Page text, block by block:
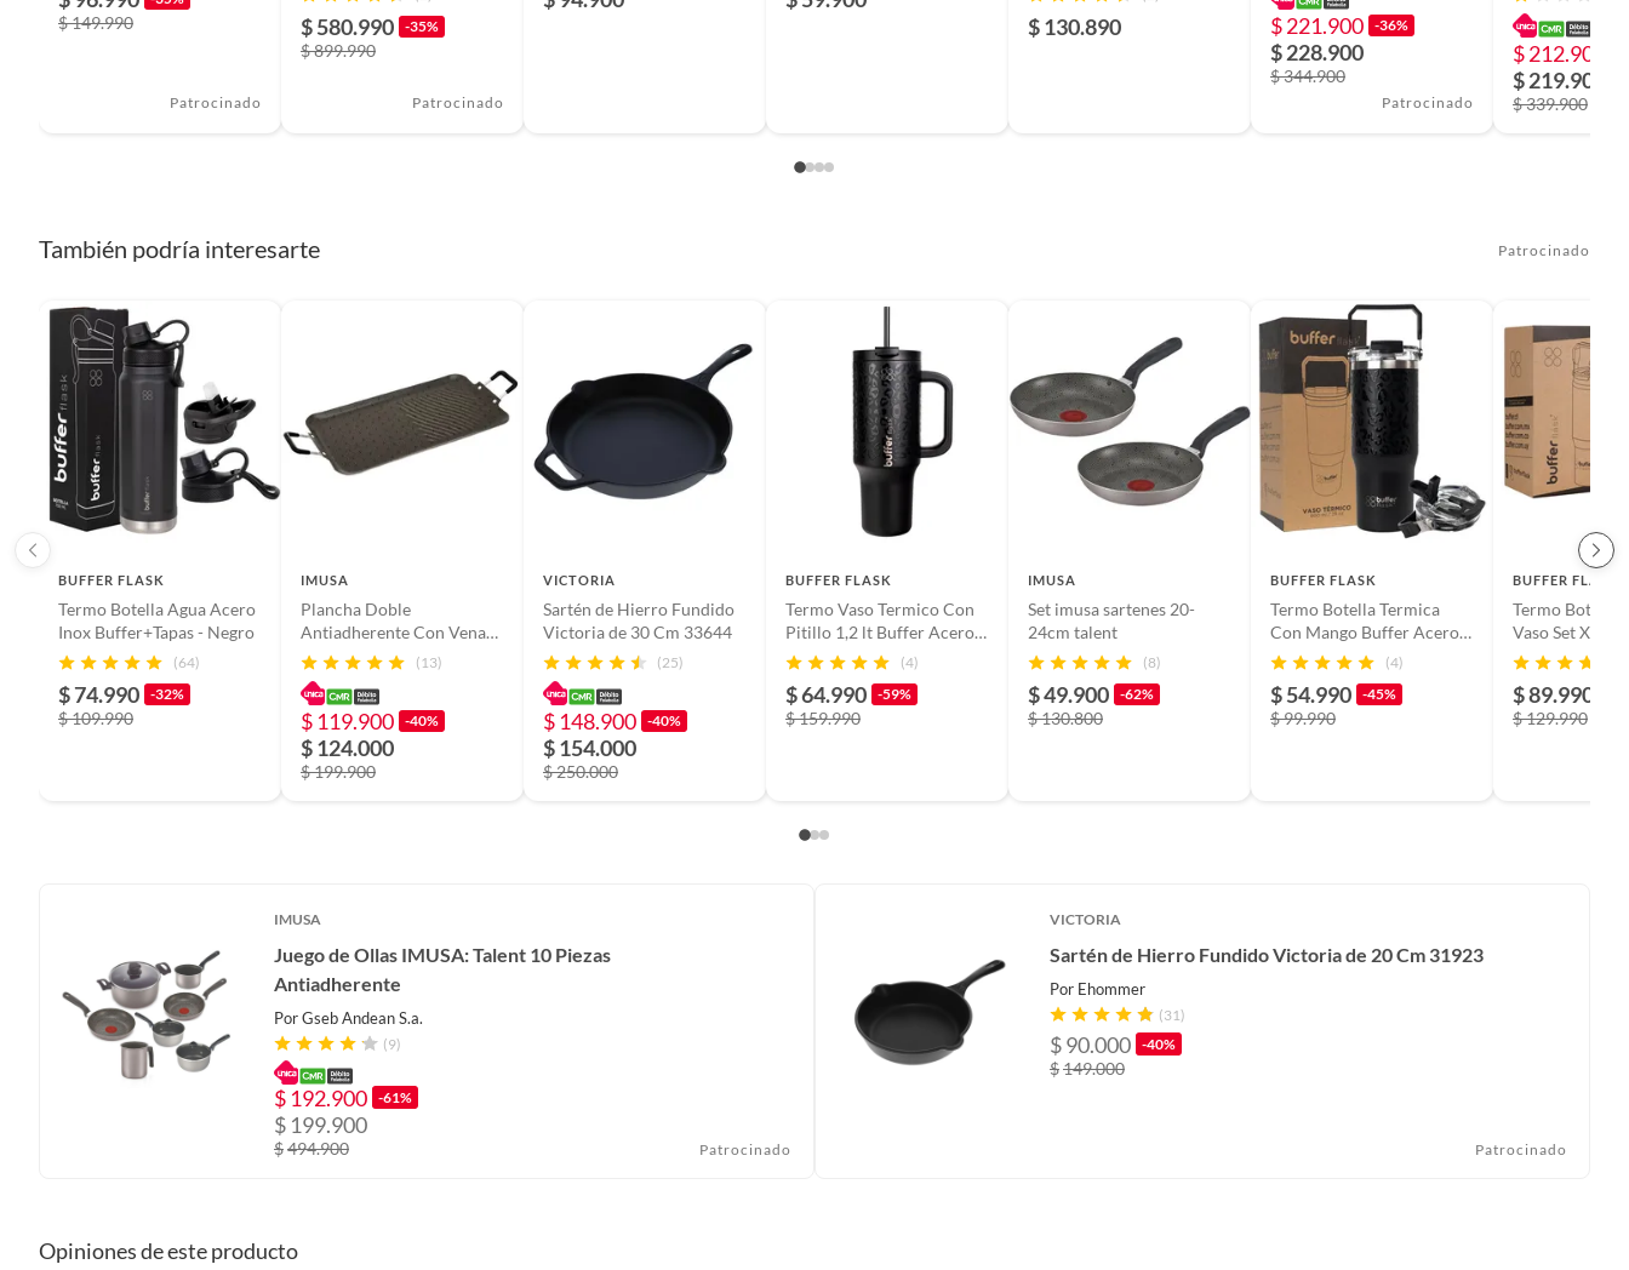
$ 149.990
Patrocinado
$ 580.990 -35%
$ 899.990
Patrocinado
$ 130.890 $ 221.900 -36%
$ 228.900
$ 344.900
Patrocinado
Forjado
$ 212.900
$ 219.900
$ 339.900
También podría interesarte Patrocinado
BUFFER FLASK
Termo Botella Agua Acero
Inox Buffer+Tapas - Negro
(64)
$ 74.990 -32%
$ 109.990
IMUSA
Plancha Doble
Antiadherente Con Venas
Imusa 50 x 27 Cm
5861022640
(13)
$ 119.900 -40%
$ 124.000
$ 199.900
VICTORIA
Sartén de Hierro Fundido
Victoria de 30 Cm 33644
(25)
$ 148.900 -40%
$ 154.000
$ 250.000
BUFFER FLASK
Termo Vaso Termico Con
Pitillo 1,2 lt Buffer Acero
Inox - Negro
(4)
$ 64.990 -59%
$ 159.990
IMUSA
Set imusa sartenes 20-
24cm talent
(8)
$ 49.900 -62%
$ 130.800
BUFFER FLASK
Termo Botella Termica
Con Mango Buffer Acero
Inoxidable - Negro
(4)
$ 54.990 -45%
$ 99.990
BUFFER FLASK
Termo Botella
Vaso Set X2
Acero
$ 89.990
$ 129.990
IMUSA
Juego de Ollas IMUSA: Talent 10 Piezas
Antiadherente
PorGseb Andean S.a.
(9)
$ 192.900 -61%
$ 199.900
$494.900 Patrocinado
VICTORIA
Sartén de Hierro Fundido Victoria de 20 Cm 31923
Por Ehommer
(31)
$90.000 -40%
$149.000
Patrocinado
Opiniones de este producto